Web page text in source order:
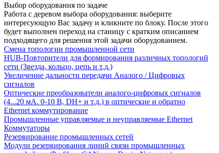
Выбор оборудования по задаче
Работа с деревом выбора оборудования: выберите
интересующую Вас задачу и кликните по блоку. После этого
будет выполнен переход на станицу с кратким описанием
подходящего для решения этой задачи оборудованием.
Смена топологии промышленной сети
HUB-Повторители для формирования различных топологий
сети (Звезда, кольцо, цепь и т.д.)
Увеличение дальности передачи Аналого / Цифровых
сигналов
Оптические преобразователи аналого-цифровых сигналов
(4...20 мА. 0-10 В, DH+ и т.д.) в оптические и обратно
Ethernet коммутирование
Промышленные управляемые и неуправляемые Ethernet
Коммутаторы
Резервирование промышленных сетей
Модули резервирования линий связи промышленных